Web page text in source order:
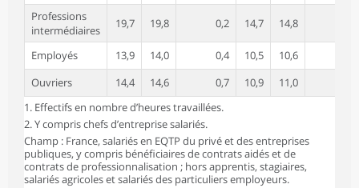
Professions
intermédiaires
19,7 19,8 0,2 14,7 14,8
Employés 13,9 14,0 0,4 10,5 10,6
Ouvriers
14,4 14,6 0,7 10,9 11,0
1. Effectifs en nombre d’heures travaillées.
2. Y compris chefs d’entreprise salariés.
Champ : France, salariés en EQTP du privé et des entreprises
publiques, y compris bénéficiaires de contrats aidés et de
contrats de professionnalisation ; hors apprentis, stagiaires,
salariés agricoles et salariés des particuliers employeurs.